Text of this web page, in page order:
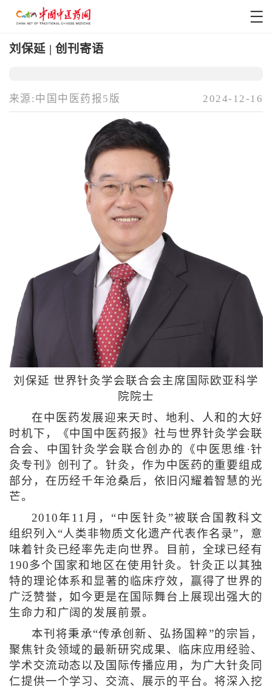
刘保延 | 创刊寄语
来源:中国中医药报5版 2024-12-16
刘保延 世界针灸学会联合会主席国际欧亚科学
院院士
在中医药发展迎来天时、地利、人和的大好
时机下，《中国中医药报》社与世界针灸学会联
合会、中国针灸学会联合创办的《中医思维·针
灸专刊》创刊了。针灸，作为中医药的重要组成
部分，在历经千年沧桑后，依旧闪耀着智慧的光
芒。
2010年11月，“中医针灸”被联合国教科文
组织列入“人类非物质文化遗产代表作名录”，意
味着针灸已经率先走向世界。目前，全球已经有
190多个国家和地区在使用针灸。针灸正以其独
特的理论体系和显著的临床疗效，赢得了世界的
广泛赞誉，如今更是在国际舞台上展现出强大的
生命力和广阔的发展前景。
本刊将秉承“传承创新、弘扬国粹”的宗旨，
聚焦针灸领域的最新研究成果、临床应用经验、
学术交流动态以及国际传播应用，为广大针灸同
仁提供一个学习、交流、展示的平台。将深入挖